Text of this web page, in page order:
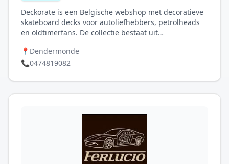
Deckorate is een Belgische webshop met decoratieve
skateboard decks voor autoliefhebbers, petrolheads
en oldtimerfans. De collectie bestaat uit
van klassieke Porsche’s en BMW’s tot legendarische
race- en rallywagens. Daarnaast maakt Deckorate ook
eigen wagen, zodat je oldtimer of project car een
unieke plek aan de muur krijgt.
📍 Dendermonde
📞0474819082